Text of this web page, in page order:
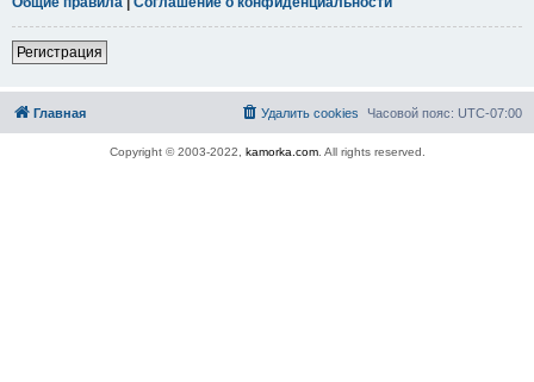
Регистрация
Главная Часовой пояс: UTC-07:00
Удалить cookies
Copyright © 2003-2022, kamorka.com. All rights reserved.